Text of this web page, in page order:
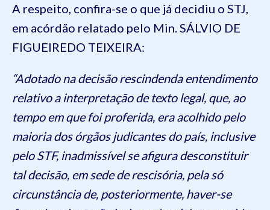
A respeito, confira-se o que já decidiu o STJ,
em acórdão relatado pelo Min. SÁLVIO DE
FIGUEIREDO TEIXEIRA:
“Adotado na decisão rescindenda entendimento
relativo a interpretação de texto legal, que, ao
tempo em que foi proferida, era acolhido pelo
maioria dos órgãos judicantes do país, inclusive
pelo STF, inadmissível se afigura desconstituir
tal decisão, em sede de rescisória, pela só
circunstância de, posteriormente, haver-se